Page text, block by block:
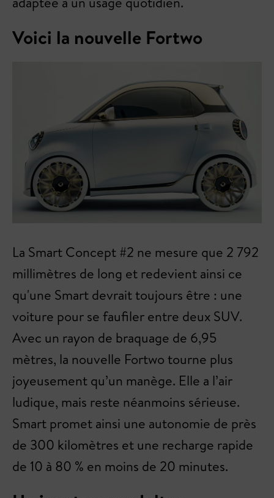
Voici la nouvelle Fortwo
La Smart Concept #2 ne mesure que 2 792
millimètres de long et redevient ainsi ce
qu'une Smart devrait toujours être : une
voiture pour se faufiler entre deux SUV.
Avec un rayon de braquage de 6,95
mètres, la nouvelle Fortwo tourne plus
joyeusement qu’un manège. Elle a l’air
ludique, mais reste néanmoins sérieuse.
Smart promet ainsi une autonomie de près
de 300 kilomètres et une recharge rapide
de 10 à 80 % en moins de 20 minutes.